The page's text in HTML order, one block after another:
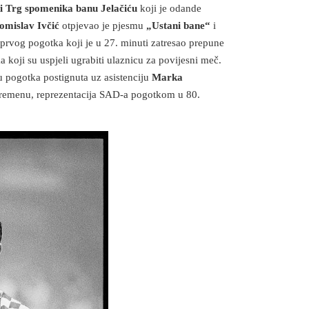
spomenika banu Jelačiću koji je odande
Ivčić otpjevao je pjesmu „Ustani bane“ i
pogotka koji je u 27. minuti zatresao prepune
koji su uspjeli ugrabiti ulaznicu za povijesni meč.
pogotka postignuta uz asistenciju Marka
reprezentacija SAD-a pogotkom u 80.